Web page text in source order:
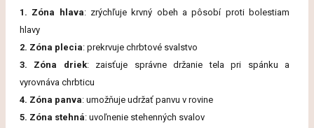
1. Zóna hlava: zrýchľuje krvný obeh a pôsobí proti bolestiam
hlavy
2. Zóna plecia: prekrvuje chrbtové svalstvo
3. Zóna driek: zaisťuje správne držanie tela pri spánku a
vyrovnáva chrbticu
4. Zóna panva: umožňuje udržať panvu v rovine
5. Zóna stehná: uvoľnenie stehenných svalov